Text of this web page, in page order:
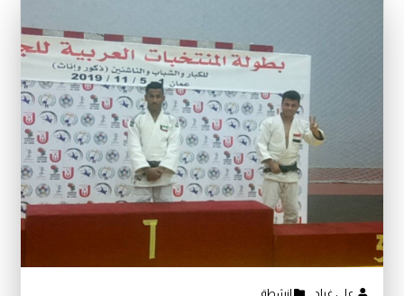
علي غراد انشطة